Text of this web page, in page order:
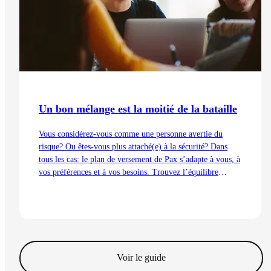
Un bon mélange est la moitié de la bataille
Vous considérez-vous comme une personne avertie du
risque? Ou êtes-vous plus attaché(e) à la sécurité? Dans
tous les cas: le plan de versement de Pax s’adapte à vous, à
vos préférences et à vos besoins. Trouvez l’équilibre
Voir le guide